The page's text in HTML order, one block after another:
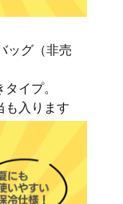
ッグ（非売
イプ。
も入ります️